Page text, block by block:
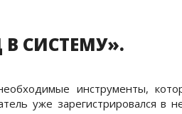
СИСТЕМУ».
инструменты,
уже зарегистрировался